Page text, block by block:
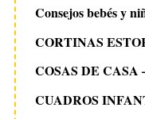
Consejos bebés y
CORTINAS
COSAS DE
CUADROS